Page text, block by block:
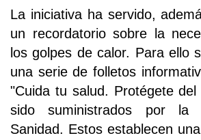
La iniciativa ha servido,
un recordatorio sobre la
los golpes de calor. Para ello
una serie de folletos
"Cuida tu salud. Protégete
sido suministrados por la
Sanidad. Estos establecen